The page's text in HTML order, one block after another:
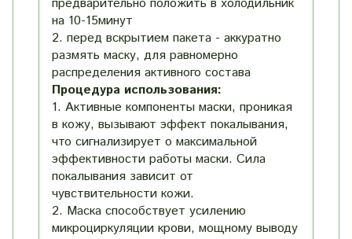
на 10-15минут
2. перед вскрытием пакета - аккуратно
размять маску, для равномерно
распределения активного состава
Процедура использования:
1. Активные компоненты маски, проникая
в кожу, вызывают эффект покалывания,
что сигнализирует о максимальной
эффективности работы маски. Сила
покалывания зависит от
чувствительности кожи.
2. Маска способствует усилению
микроциркуляции крови, мощному выводу